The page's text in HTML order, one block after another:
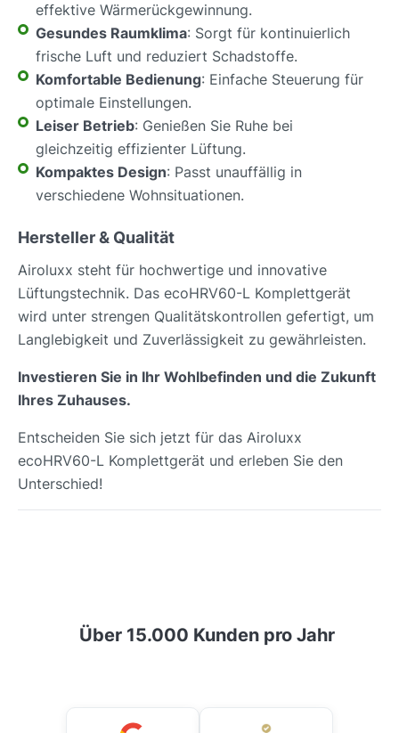
effektive Wärmerückgewinnung.
Gesundes Raumklima: Sorgt für kontinuierlich
frische Luft und reduziert Schadstoffe.
Komfortable Bedienung: Einfache Steuerung für
optimale Einstellungen.
Leiser Betrieb: Genießen Sie Ruhe bei
gleichzeitig effizienter Lüftung.
Kompaktes Design: Passt unauffällig in
verschiedene Wohnsituationen.
Hersteller & Qualität
Airoluxx steht für hochwertige und innovative
Lüftungstechnik. Das ecoHRV60-L Komplettgerät
wird unter strengen Qualitätskontrollen gefertigt, um
Langlebigkeit und Zuverlässigkeit zu gewährleisten.
Investieren Sie in Ihr Wohlbefinden und die Zukunft
Ihres Zuhauses.
Entscheiden Sie sich jetzt für das Airoluxx
ecoHRV60-L Komplettgerät und erleben Sie den
Unterschied!
Über 15.000 Kunden pro Jahr